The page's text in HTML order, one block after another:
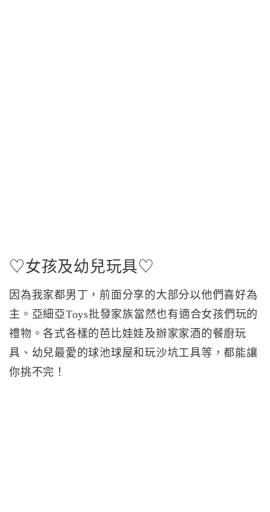
♡女孩及幼兒玩具♡
因為我家都男丁，前面分享的大部分以他們喜好為
主。亞細亞Toys批發家族當然也有適合女孩們玩的
禮物。各式各樣的芭比娃娃及辦家家酒的餐廚玩
具、幼兒最愛的球池球屋和玩沙坑工具等，都能讓
你挑不完！